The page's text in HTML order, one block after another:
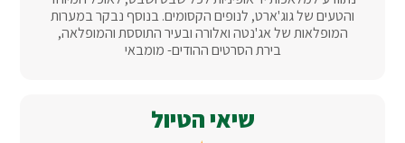
והטעים של גוג'ארט, לנופים הקסומים. בנוסף נבקר במערות
המופלאות של אג'נטה ואלורה ובעיר התוססת והמופלאה,
בירת הסרטים ההודים- מומבאי
שיאי הטיול